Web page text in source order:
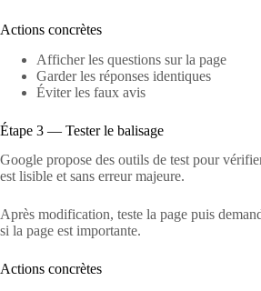
Actions concrètes
Afficher les questions sur la page
Garder les réponses identiques
Éviter les faux avis
Étape 3 — Tester le balisage
Google propose des outils de test pour
est lisible et sans erreur majeure.
Après modification, teste la page puis
si la page est importante.
Actions concrètes